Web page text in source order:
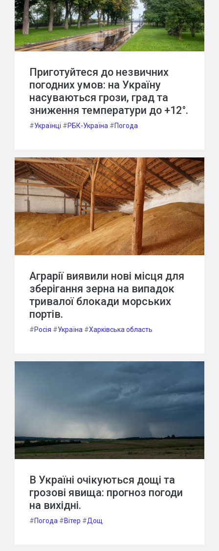
Приготуйтеся до незвичних
погодних умов: на Україну
насуваються грози, град та
зниження температури до +12°.
#Українці #РБК-Україна #Погода
Аграрії виявили нові місця для
зберігання зерна на випадок
тривалої блокади морських
портів.
#Росія #Україна #Харківська область
В Україні очікуються дощі та
грозові явища: прогноз погоди
на вихідні.
#Погода #Вітер #Дощ